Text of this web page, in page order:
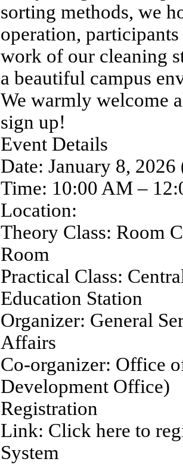
sorting methods, we
operation,
work of our cleaning
a beautiful campus
We warmly welcome
sign up!
Event Details
Date: January 8,
Time: 10:00 AM –
Location:
Theory Class: Room
Room
Practical Class:
Education Station
Organizer: General
Affairs
Co-organizer: Office
Development Office)
Registration
Link: Click here to
System